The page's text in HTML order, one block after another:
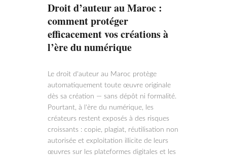
Droit d’auteur au Maroc :
comment protéger
efficacement vos créations à
l’ère du numérique
Le droit d'auteur au Maroc protège
automatiquement toute œuvre originale
dès sa création — sans dépôt ni formalité.
Pourtant, à l'ère du numérique, les
créateurs restent exposés à des risques
croissants : copie, plagiat, réutilisation non
autorisée et exploitation illicite de leurs
œuvres sur les plateformes digitales et les